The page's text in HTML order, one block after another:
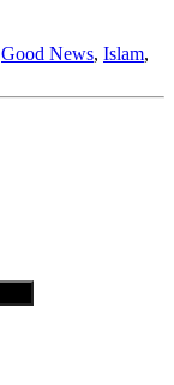
Good News, Islam,